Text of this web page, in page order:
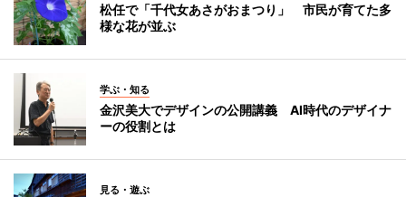
松任で「千代女あさがおまつり」 市民が育てた多
様な花が並ぶ
学ぶ・知る
金沢美大でデザインの公開講義 AI時代のデザイナ
ーの役割とは
見る・遊ぶ